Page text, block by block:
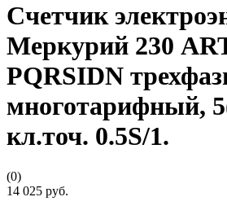
Счетчик
Меркурий 230
PQRSIDN
многотарифный,
кл.точ. 0.5S/1.
(0)
14 025 руб.